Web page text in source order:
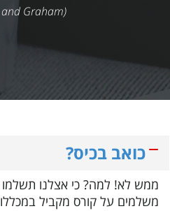
and Graham)
כואב בכיס?
ממש לא! למה? כי אצלנו תשלמו
משלמים על קורס מקביל